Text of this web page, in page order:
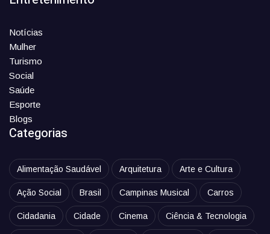
Notícias
Mulher
Turismo
Social
Saúde
Esporte
Blogs
Categorias
Alimentação Saudável Arquitetura Arte e Cultura
Ação Social Brasil Campinas Musical Carros
Cidadania Cidade Cinema Ciência & Tecnologia